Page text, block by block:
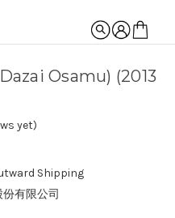
Osamu) (2013
yet)
Shipping
有限公司